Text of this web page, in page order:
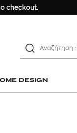
checkout.
DESIGN